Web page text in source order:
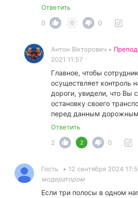
Ответить
0
0 0
Антон Вікторович •
2021 11:57
Главное, чтобы
осуществляет контроль
дороги, увидели, что Вы
остановку своего
перед данным
Ответить
2
2 0
Гость • 12 сентября 2024
модератором
Если три полосы в одном